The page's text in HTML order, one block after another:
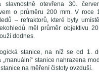
otevřena 30.
o průměru 200 mm. V roce
– refraktorů, které byly
měl průměr objektivu
dodnes.
stanice, na níž se od 1.
stanice nahrazena
na měření čistoty ovzduší.